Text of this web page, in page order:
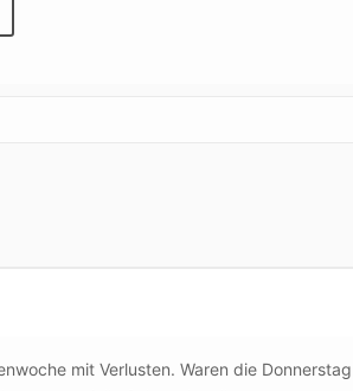
mit Verlusten. Waren die